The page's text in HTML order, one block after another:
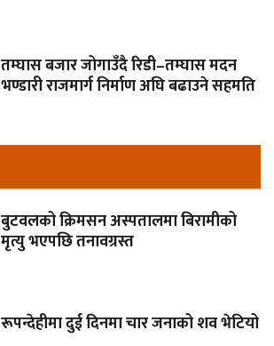
तम्घास बजार जोगाउँदै रिडी–तम्घास मदन
भण्डारी राजमार्ग निर्माण अघि बढाउने सहमति
बुटवलको क्रिमसन अस्पतालमा बिरामीको
मृत्यु भएपछि तनावग्रस्त
रूपन्देहीमा दुई दिनमा चार जनाको शव भेटियो